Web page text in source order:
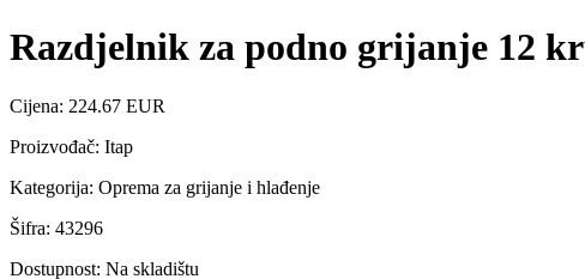
Razdjelnik za podno grijanje 12
Cijena: 224.67 EUR
Proizvođač: Itap
Kategorija: Oprema za grijanje i hlađenje
Šifra: 43296
Dostupnost: Na skladištu